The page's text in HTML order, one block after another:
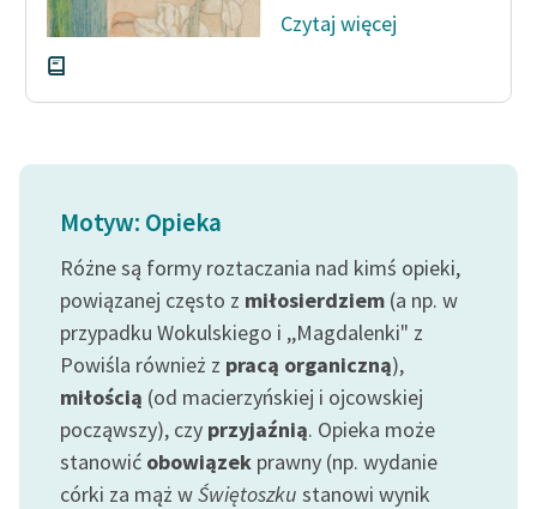
uczniów z
niepełnosprawnościami
Feministyczne inspiracje.
feministycznej
Ręce pełne poezji
Kolekcje edukacyjne
twórców przechodzących
do domeny publicznej,
lektur szkolnych oraz
Starego Testamentu
Odkurzamy bohaterów
Szkoła Poezji Wolnych
Czytaj więcej
Motyw: Opieka
Różne są formy roztaczania nad kimś opieki,
powiązanej często z miłosierdziem (a np. w
przypadku Wokulskiego i ,,Magdalenki" z
Powiśla również z pracą organiczną),
miłością (od macierzyńskiej i ojcowskiej
począwszy), czy przyjaźnią. Opieka może
stanowić obowiązek prawny (np. wydanie
córki za mąż wŚwiętoszku stanowi wynik